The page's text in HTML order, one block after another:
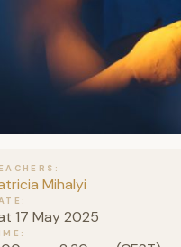
Mihalyi
17 May 2025